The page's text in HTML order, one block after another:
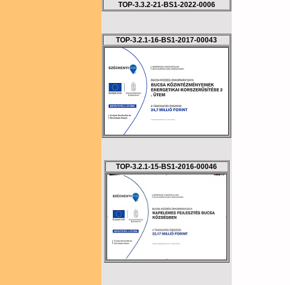
TOP-3.3.2-21-BS1-2022-0006
TOP-3.2.1-16-BS1-2017-00043
TOP-3.2.1-15-BS1-2016-00046